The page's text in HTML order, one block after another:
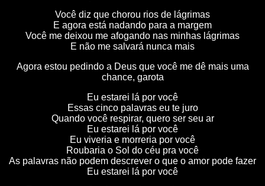
Você diz que chorou rios de lágrimas
E agora está nadando para a margem
Você me deixou me afogando nas minhas lágrimas
E não me salvará nunca mais
Agora estou pedindo a Deus que você me dê mais uma
chance, garota
Eu estarei lá por você
Essas cinco palavras eu te juro
Quando você respirar, quero ser seu ar
Eu estarei lá por você
Eu viveria e morreria por você
Roubaria o Sol do céu pra você
As palavras não podem descrever o que o amor pode fazer
Eu estarei lá por você